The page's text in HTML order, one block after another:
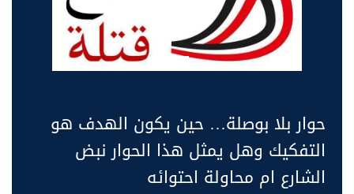
حوار بلا بوصلة… حين يكون الهدف هو
التفكيك وهل يمثل هذا الحوار نبض
الشارع ام محاولة احتوائه